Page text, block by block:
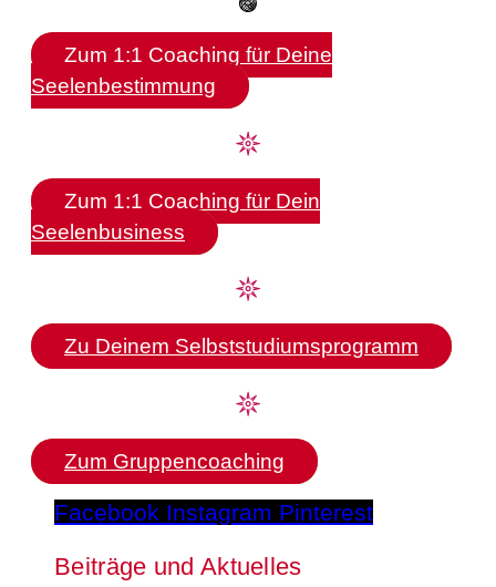
Zum 1:1 Coaching für Deine
Seelenbestimmung
𖤓
Zum 1:1 Coaching für Dein
Seelenbusiness
𖤓
Zu Deinem Selbststudiumsprogramm
𖤓
Zum Gruppencoaching
Facebook Instagram Pinterest
Beiträge und Aktuelles